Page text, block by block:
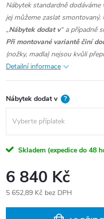
Nábytek standardně
jej můžeme zaslat
„Nábytek dodat v“ a případně
Při montované variantě činí
(nožky, madla) nejsou kvůli
Detailní informace
Nábytek dodat v ?
Skladem (expedice do 48
6 840 Kč
5 652,89 Kč bez DPH